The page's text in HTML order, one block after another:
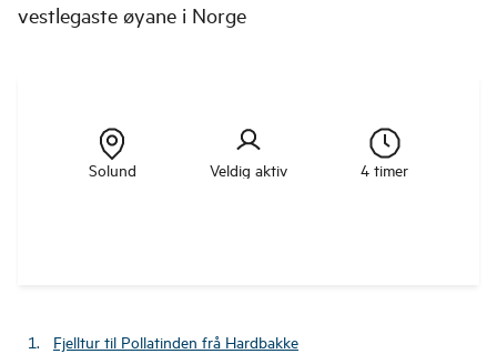
vestlegaste øyane i Norge
Solund Veldig aktiv 4 timer
Fjelltur til Pollatinden frå Hardbakke